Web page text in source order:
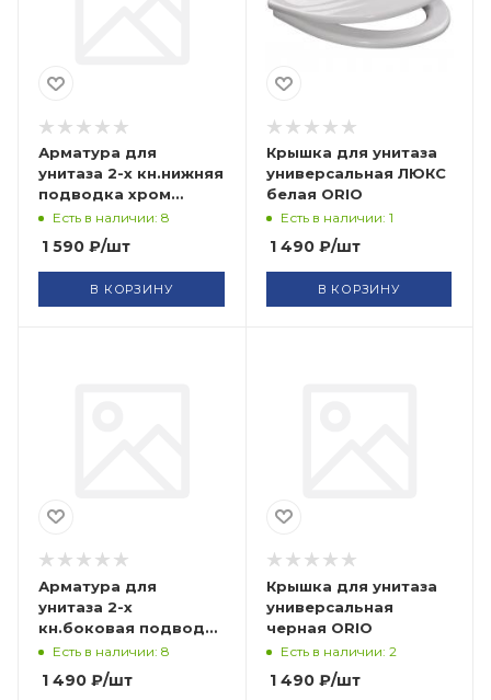
Арматура для
унитаза 2-х кн.нижняя
подводка хром
УКЛАД
Есть в наличии: 8
1 590 ₽/шт
В КОРЗИНУ
Крышка для унитаза
универсальная ЛЮКС
белая ORIO
Есть в наличии: 1
1 490₽/шт
В КОРЗИНУ
Арматура для
унитаза 2-х
кн.боковая подводка
хром УКЛАД
Есть в наличии: 8
1 490 ₽/шт
Крышка для унитаза
универсальная
черная ORIO
Есть в наличии: 2
1 490₽/шт